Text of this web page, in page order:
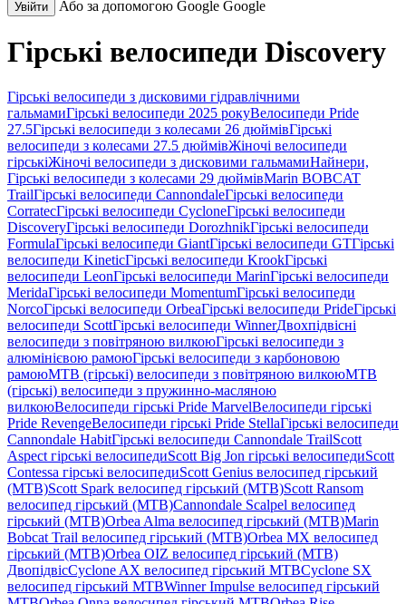
Увійти Або за допомогою Google Google
Гірські велосипеди Discovery
Гірські велосипеди з дисковими гідравлічними
гальмамиГірські велосипеди 2025 рокуВелосипеди Pride
27.5Гірські велосипеди з колесами 26 дюймівГірські
велосипеди з колесами 27.5 дюймівЖіночі велосипеди
гірськіЖіночі велосипеди з дисковими гальмамиНайнери,
Гірські велосипеди з колесами 29 дюймівMarin BOBCAT
TrailГірські велосипеди CannondaleГірські велосипеди
CorratecГірські велосипеди CycloneГірські велосипеди
DiscoveryГірські велосипеди DorozhnikГірські велосипеди
FormulaГірські велосипеди GiantГірські велосипеди GTГірські
велосипеди KineticГірські велосипеди KrookГірські
велосипеди LeonГірські велосипеди MarinГірські велосипеди
MeridaГірські велосипеди MomentumГірські велосипеди
NorcoГірські велосипеди OrbeaГірські велосипеди PrideГірські
велосипеди ScottГірські велосипеди WinnerДвохпідвісні
велосипеди з повітряною вилкоюГірські велосипеди з
алюмінієвою рамоюГірські велосипеди з карбоновою
рамоюMTB (гірські) велосипеди з повітряною вилкоюMTB
(гірські) велосипеди з пружинно-масляною
вилкоюВелосипеди гірські Pride MarvelВелосипеди гірські
Pride RevengeВелосипеди гірські Pride StellaГірські велосипеди
Cannondale HabitГірські велосипеди Cannondale TrailScott
Aspect гірські велосипедиScott Big Jon гірські велосипедиScott
Contessa гірські велосипедиScott Genius велосипед гірський
(MTB)Scott Spark велосипед гірський (MTB)Scott Ransom
велосипед гірський (MTB)Cannondale Scalpel велосипед
гірський (MTB)Orbea Alma велосипед гірський (MTB)Marin
Bobcat Trail велосипед гірський (MTB)Orbea MX велосипед
гірський (MTB)Orbea OIZ велосипед гірський (MTB)
ДвопідвісCyclone AX велосипед гірський MTBCyclone SX
велосипед гірський MTBWinner Impulse велосипед гірський